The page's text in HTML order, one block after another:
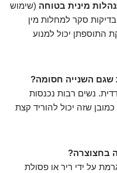
מינית בטוחה (שימוש
סקר למחלות מין
התוספתן יכול למנוע
השנייה חסומה?
נשים רבות נכנסות
שזה יכול להוריד קצת
בחצוצרה?
על ידי ריר או פסולת